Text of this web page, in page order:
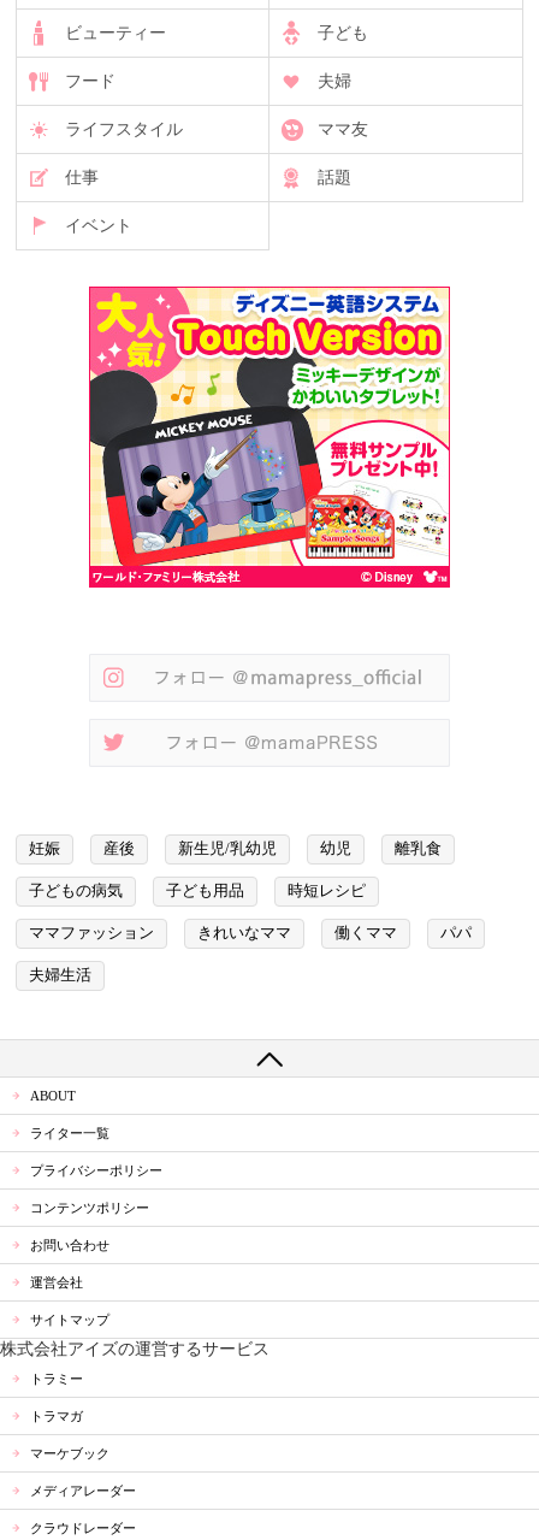
ビューティー 子ども
フード 夫婦
ライフスタイル ママ友
仕事 話題
イベント
妊娠 産後 新生児/乳幼児 幼児 離乳食
子どもの病気 子ども用品 時短レシピ
ママファッション きれいなママ 働くママ パパ
夫婦生活
ABOUT
ライター一覧
プライバシーポリシー
コンテンツポリシー
お問い合わせ
運営会社
サイトマップ
株式会社アイズの運営するサービス
トラミー
トラマガ
マーケブック
メディアレーダー
クラウドレーダー